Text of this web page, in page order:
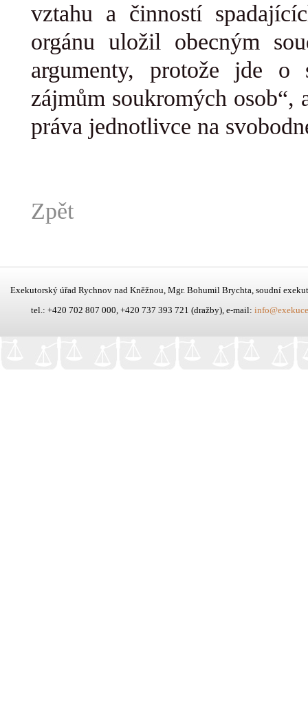
vztahu a činností
orgánu uložil obecným
argumenty, protože jde o
zájmům soukromých osob“,
práva jednotlivce na
Zpět
Exekutorský úřad Rychnov nad Kněžnou, Mgr. Bohumil Brychta, soudní
tel.: +420 702 807 000, +420 737 393 721 (dražby), e-mail: